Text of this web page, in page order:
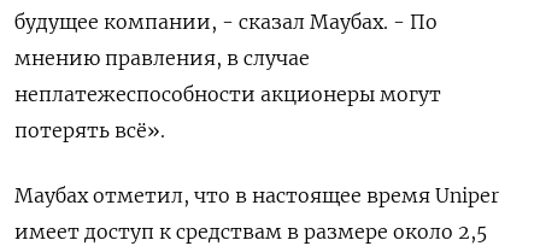
будущее компании, - сказал Маубах. - По
мнению правления, в случае
неплатежеспособности акционеры могут
потерять всё».
Маубах отметил, что в настоящее время Uniper
имеет доступ к средствам в размере около 2,5